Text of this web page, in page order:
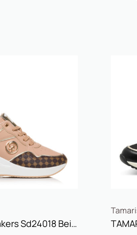
Women Sneakers Sd24018 Beige